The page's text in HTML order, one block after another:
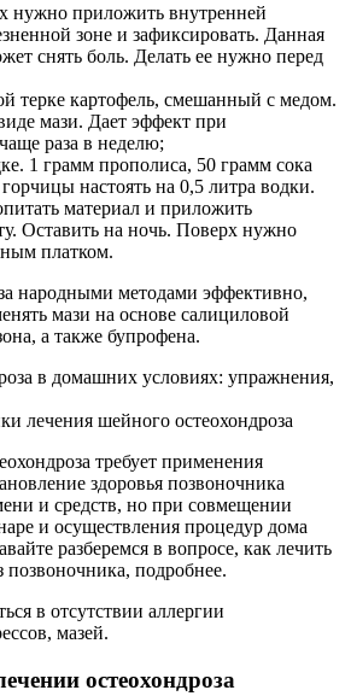
нужно приложить внутренней
зоне и зафиксировать. Данная
снять боль. Делать ее нужно перед
терке картофель, смешанный с медом.
мази. Дает эффект при
раза в неделю;
1 грамм прополиса, 50 грамм сока
настоять на 0,5 литра водки.
материал и приложить
Оставить на ночь. Поверх нужно
платком.
народными методами эффективно,
мази на основе салициловой
а также бупрофена.
лечения шейного остеохондроза
требует применения
здоровья позвоночника
и средств, но при совмещении
и осуществления процедур дома
разберемся в вопросе, как лечить
подробнее.
в отсутствии аллергии
мазей.
остеохондроза